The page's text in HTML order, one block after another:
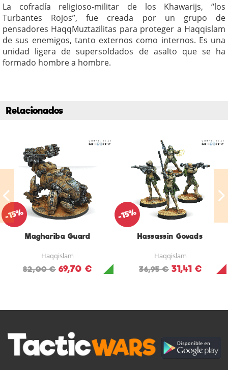
La cofradía religioso-militar de los Khawarijs, “los
Turbantes Rojos”, fue creada por un grupo de
pensadores HaqqMuztazilitas para proteger a Haqqislam
de sus enemigos, tanto externos como internos. Es una
unidad ligera de supersoldados de asalto que se ha
formado hombre a hombre.
Relacionados
Maghariba Guard
Haqqislam
82,00 € 69,70 €
-15%
Hassassin Govads
Haqqislam
36,95 € 31,41 €
-15%